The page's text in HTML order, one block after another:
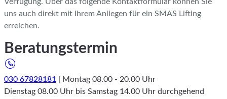
uns auch direkt mit Ihrem Anliegen für ein SMAS Lifting
erreichen.
Beratungstermin
030 67828181
| Montag 08.00 - 20.00 Uhr
Dienstag 08.00 Uhr bis Samstag 14.00 Uhr durchgehend